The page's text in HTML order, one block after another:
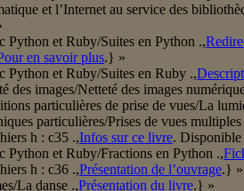
et l’Internet au service des
Python et Ruby/Suites en Python .,
en savoir plus.} »
Python et Ruby/Suites en Ruby .,
des images/Netteté des images
particulières de prise de vues/La
particulières/Prises de vues
h : c35 .,Infos sur ce livre.
Python et Ruby/Fractions en Python .,
h : c36 .,Présentation de l’ouvrage.} »
La danse .,Présentation du livre.} »